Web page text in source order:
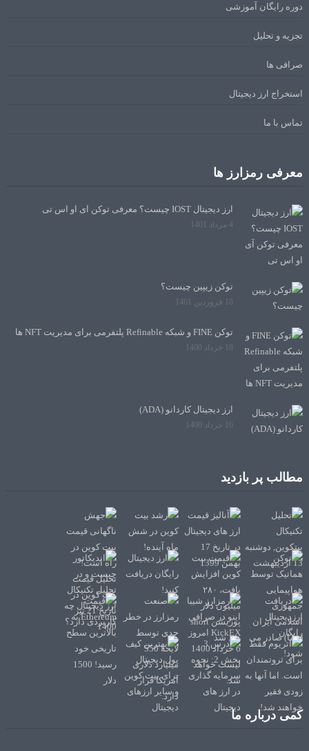
دوره رایگان آموزشی
تجزیه و تحلیل
صرافی ها
استخراج ارز دیجیتال
تماس با ما
معرفی رمزارز ها
ارز دیجیتال IOST چیست؟ معرفی توکن آی او اس تی
4 مرداد 1401
توکن زیپین چیست؟
18 فروردین 1401
توکن FINE و شبکه Refinable پلتفرمی برای مدیریت NFT ها
18 خرداد 1400
ارز دیجیتال کاردانو (ADA)
16 خرداد 1400
مطالب پر بازدید
کمی درباره ما